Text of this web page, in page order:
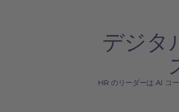
デジタ
HR のリーダーは AI コ